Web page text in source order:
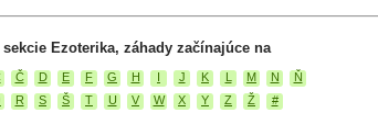
Ezoterika, záhady začínajúce na
Č D E F G H I J K L M N
Ň
R S Š T U V W X Y Z Ž #